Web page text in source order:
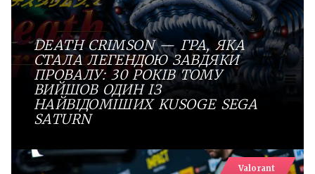
DEATH CRIMSON — ГРА, ЯКА
СТАЛА ЛЕГЕНДОЮ ЗАВДЯКИ
ПРОВАЛУ: 30 РОКІВ ТОМУ
ВИЙШОВ ОДИН ІЗ
НАЙВІДОМІШИХ KUSOGE SEGA
SATURN
Valorant